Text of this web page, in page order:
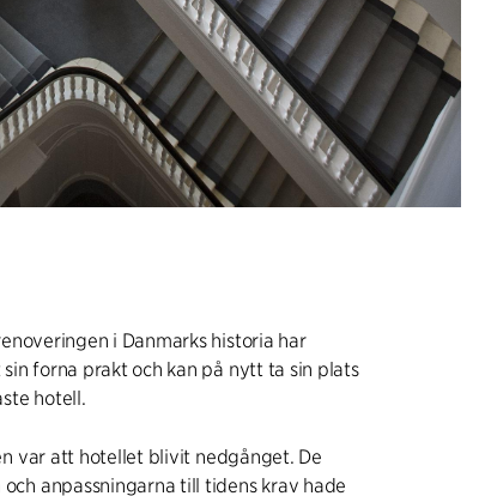
i Danmarks historia har
forna prakt och kan på nytt ta sin plats
hotell.
var att hotellet blivit nedgånget. De
anpassningarna till tidens krav hade